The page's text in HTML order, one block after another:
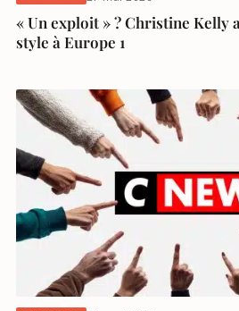
« Un exploit » ? Christine Kelly
style à Europe 1